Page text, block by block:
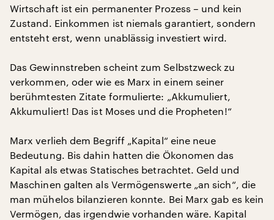
Wirtschaft ist ein permanenter Prozess – und kein
Zustand. Einkommen ist niemals garantiert, sondern
entsteht erst, wenn unablässig investiert wird.
Das Gewinnstreben scheint zum Selbstzweck zu
verkommen, oder wie es Marx in einem seiner
berühmtesten Zitate formulierte: „Akkumuliert,
Akkumuliert! Das ist Moses und die Propheten!“
Marx verlieh dem Begriff „Kapital“ eine neue
Bedeutung. Bis dahin hatten die Ökonomen das
Kapital als etwas Statisches betrachtet. Geld und
Maschinen galten als Vermögenswerte „an sich“, die
man mühelos bilanzieren konnte. Bei Marx gab es kein
Vermögen, das irgendwie vorhanden wäre. Kapital